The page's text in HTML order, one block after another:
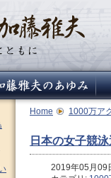
Home 1000万ア
日本の女子競
2019年05月09